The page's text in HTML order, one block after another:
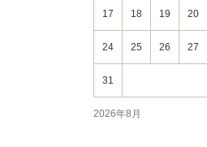
2026年8月
17 18 19 20
24 25 26 27
31